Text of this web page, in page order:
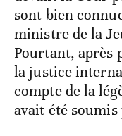
sont bien
ministre de la
Pourtant, après
la justice
compte de la
avait été